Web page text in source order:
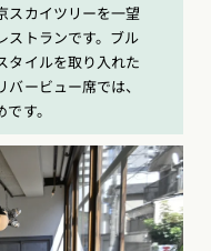
スカイツリーを一望
ストランです。ブル
タイルを取り入れた
ービュー席では、
す。